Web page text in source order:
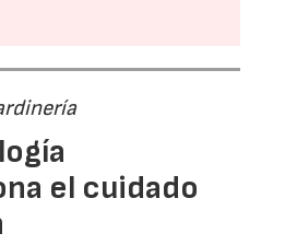
el cuidado